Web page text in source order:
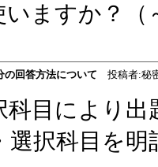
ますか？（
の回答方法について 投稿者:秘
科目により
選択科目を明